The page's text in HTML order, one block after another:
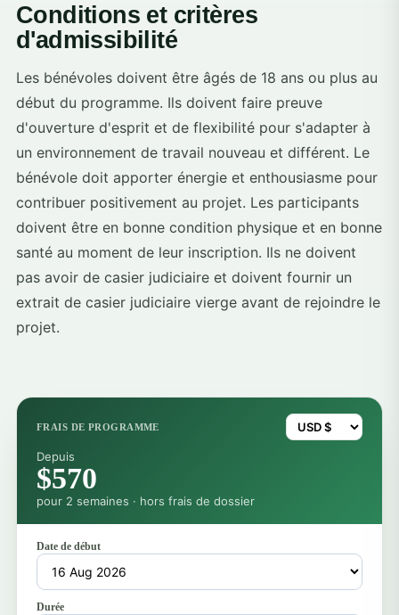
Conditions et critères
d'admissibilité
Les bénévoles doivent être âgés de 18 ans ou plus au
début du programme. Ils doivent faire preuve
d'ouverture d'esprit et de flexibilité pour s'adapter à
un environnement de travail nouveau et différent. Le
bénévole doit apporter énergie et enthousiasme pour
contribuer positivement au projet. Les participants
doivent être en bonne condition physique et en bonne
santé au moment de leur inscription. Ils ne doivent
pas avoir de casier judiciaire et doivent fournir un
extrait de casier judiciaire vierge avant de rejoindre le
projet.
FRAIS DE PROGRAMME
Depuis
$570
pour 2 semaines · hors frais de dossier
Date de début
Durée